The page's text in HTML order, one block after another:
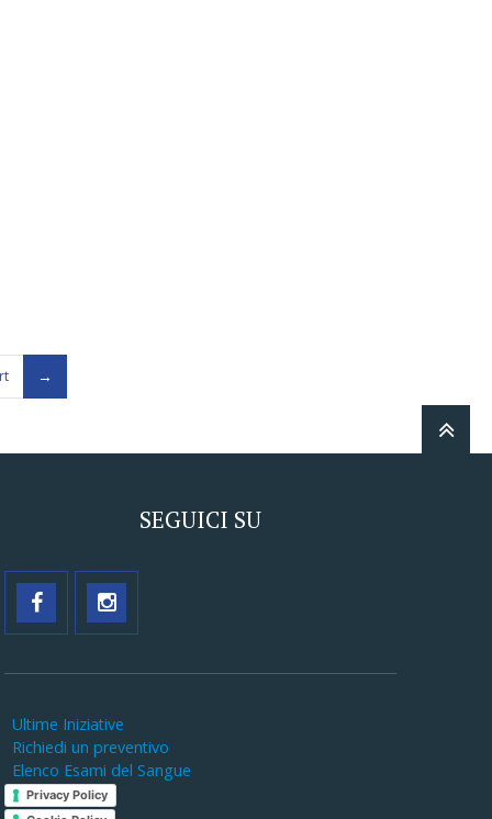
SEGUICI SU
Ultime Iniziative
Richiedi un preventivo
Elenco Esami del Sangue
Privacy Policy